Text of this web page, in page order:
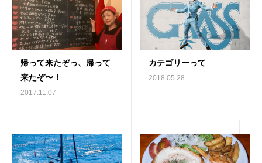
帰って来たぞっ、帰って
来たぞ〜！
2017.11.07
カテゴリーって
2018.05.28